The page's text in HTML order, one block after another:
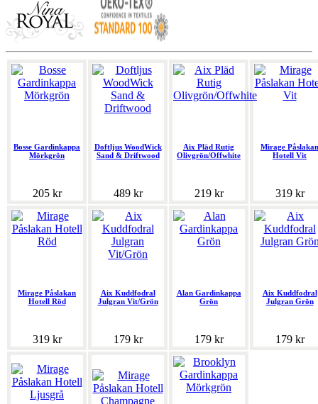
Bosse Gardinkappa
Mörkgrön
205 kr
Doftljus WoodWick
Sand & Driftwood
489 kr
Aix Pläd Rutig
Olivgrön/Offwhite
219 kr
Mirage Påslakan
Hotell Vit
319 kr
Mirage Påslakan
Hotell Röd
319 kr
Aix Kuddfodral
Julgran Vit/Grön
179 kr
Alan Gardinkappa
Grön
179 kr
Aix Kuddfodral
Julgran Grön
179 kr